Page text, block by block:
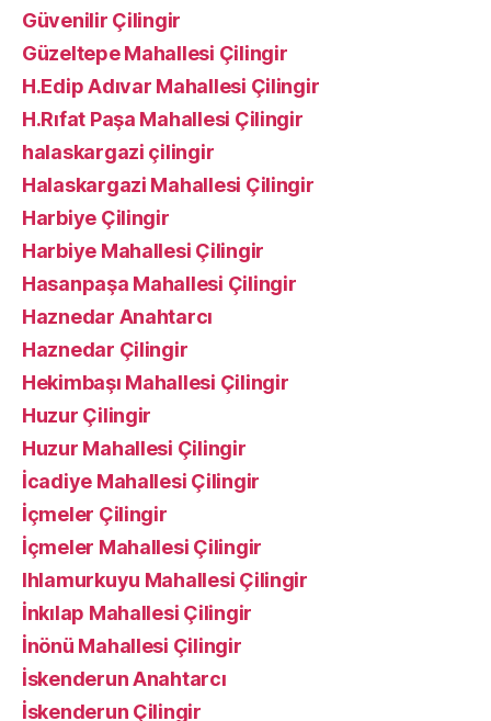
Güvenilir Çilingir
Güzeltepe Mahallesi Çilingir
H.Edip Adıvar Mahallesi Çilingir
H.Rıfat Paşa Mahallesi Çilingir
halaskargazi çilingir
Halaskargazi Mahallesi Çilingir
Harbiye Çilingir
Harbiye Mahallesi Çilingir
Hasanpaşa Mahallesi Çilingir
Haznedar Anahtarcı
Haznedar Çilingir
Hekimbaşı Mahallesi Çilingir
Huzur Çilingir
Huzur Mahallesi Çilingir
İcadiye Mahallesi Çilingir
İçmeler Çilingir
İçmeler Mahallesi Çilingir
Ihlamurkuyu Mahallesi Çilingir
İnkılap Mahallesi Çilingir
İnönü Mahallesi Çilingir
İskenderun Anahtarcı
İskenderun Çilingir